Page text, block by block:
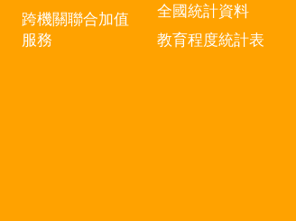
跨機關聯合加值
服務
全國統計資料
教育程度統計表